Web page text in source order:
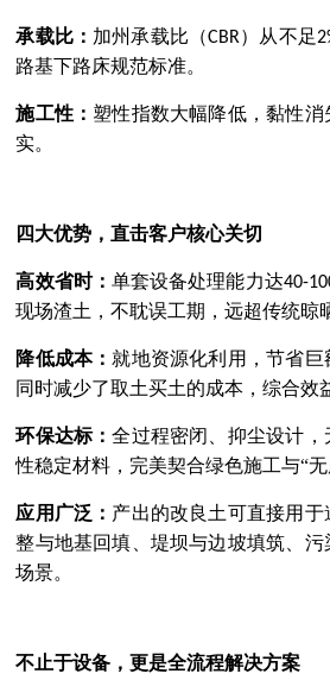
承载比： 加州承载比（CBR）从不足
路基下路床规范标准。
施工性： 塑性指数大幅降低，黏性
实。
四大优势，直击客户核心关切
高效省时： 单套设备处理能力达40-
现场渣土，不耽误工期，远超传统晾
降低成本： 就地资源化利用，节省巨
同时减少了取土买土的成本，综合效
环保达标：全过程密闭、抑尘设计
性稳定材料，完美契合绿色施工与“
应用广泛： 产出的改良土可直接用
整与地基回填、堤坝与边坡填筑、
场景。
不止于设备，更是全流程解决方案